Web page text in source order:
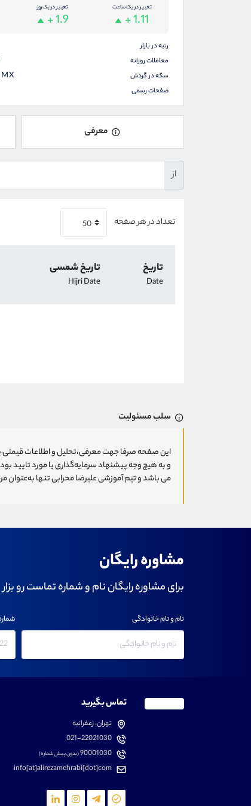
تغییر در یک ساعت
+ 1.11
تغییر در یک روز
+ 1.9
رتبه در بازار
معاملات روزانه
سکه در گردش MX
صفحات رسمی
معرفی
از
تعداد در هر صفحه
تاریخ
Date
تاریخ شمسی
Hijri Date
سلب مسئولیت
این صفحه صرفا جهت معرفی،تحلیل و اطلاعات قیمتی
و به هیچ وجه پیشنهاد سرمایه‌گذاری یا مورد تایید
می باشد و تیم آموزشی علیرضا محرابی تنها
مشاوره رایگان
برای مشاوره رایگان نام و شماره تماست رو بزار
نام و نام خانوادگی
تماس بگیرید
تهران، زعفرانیه
021-22021030
90001030(بدون پیش شماره)
info[at]alirezamehrabi[dot]com